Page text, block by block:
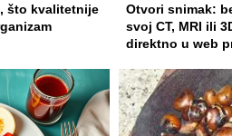
što kvalitetnije
Otvori snimak:
svoj CT, MRI ili
direktno u web